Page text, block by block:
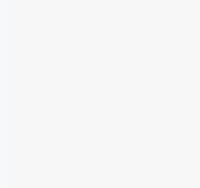
carrière
Montréal, 16 juillet